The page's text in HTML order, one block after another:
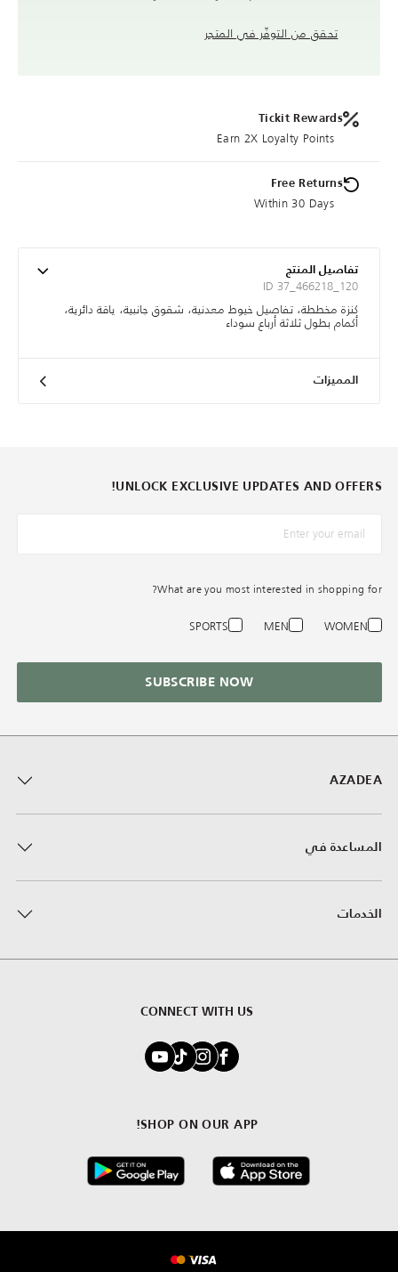
تحقق من التوفّر في المتجر
Tickit Rewards
Earn 2X Loyalty Points
Free Returns
Within 30 Days
تفاصيل المنتج
ID 37_466218_120
كنزة مخططة، تفاصيل خيوط معدنية، شقوق جانبية، ياقة دائرية،
أكمام بطول ثلاثة أرباع سوداء
المميزات
AZADEA
المساعدة في
الخدمات
CONNECT WITH US
SHOP ON OUR APP!
UNLOCK EXCLUSIVE UPDATES AND OFFERS!
*البريد الإلكترونيّ
What are you most interested in shopping for?
WOMEN
MEN
SPORTS
SUBSCRIBE NOW